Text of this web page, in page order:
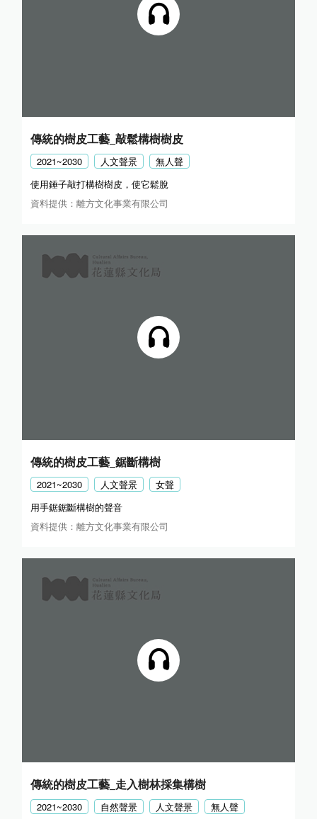
傳統的樹皮工藝_敲鬆構樹樹皮
2021~2030 人文聲景
無人聲
使用錘子敲打構樹樹皮，使它鬆脫
資料提供：離方文化事業有限公司
傳統的樹皮工藝_鋸斷構樹
2021~2030 人文聲景
女聲
用手鋸鋸斷構樹的聲音
資料提供：離方文化事業有限公司
傳統的樹皮工藝_走入樹林採集構樹
2021~2030 自然聲景 人文聲景
無人聲